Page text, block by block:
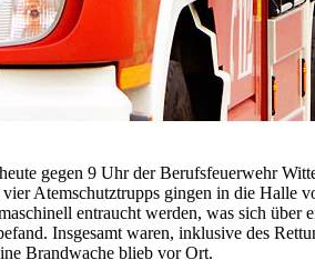
gegen 9 Uhr der Berufsfeuerwehr
Atemschutztrupps gingen in die
entraucht werden, was sich
Insgesamt waren, inklusive des
Brandwache blieb vor Ort.